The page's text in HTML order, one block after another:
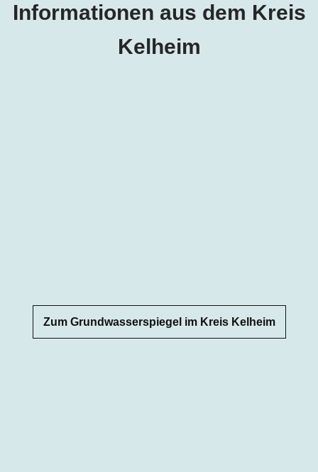
Informationen aus dem Kreis
Kelheim
Zum Grundwasserspiegel im Kreis Kelheim